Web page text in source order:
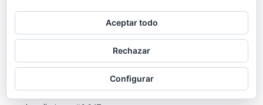
entre el mar y las marismas #6.649
La viñeta de Alberto Castrelo. Concentración para ver el
Mundial #6.648
La artesanía de Ditas Lafita enciende un nuevo escaparate
Aceptar todo
Rechazar
Configurar